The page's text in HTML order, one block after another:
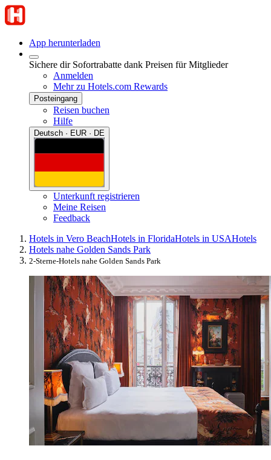
App herunterladen
Sichere dir Sofortrabatte dank Preisen für Mitglieder
Anmelden
Mehr zu Hotels.com Rewards
Posteingang
Reisen buchen
Hilfe
Deutsch · EUR · DE
Unterkunft registrieren
Meine Reisen
Feedback
Hotels in Vero BeachHotels in FloridaHotels in USAHotels
Hotels nahe Golden Sands Park
2-Sterne-Hotels nahe Golden Sands Park